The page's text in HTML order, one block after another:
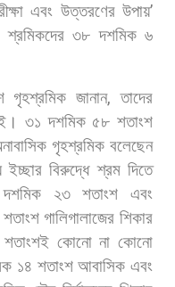
এবং উত্তরণের উপায়’
শ্রমিকদের ৩৮ দশমিক ৬
গৃহশ্রমিক জানান,তাদের
৩১ দশমিক ৫৮ শতাংশ
গৃহশ্রমিক বলেছেন
ইচ্ছার বিরুদ্ধে শ্রম দিতে
দশমিক ২৩ শতাংশ
এবং
শতাংশ গালিগালাজের শিকার
শতাংশই কোনো না কোনো
১৪ শতাংশ আবাসিক এবং